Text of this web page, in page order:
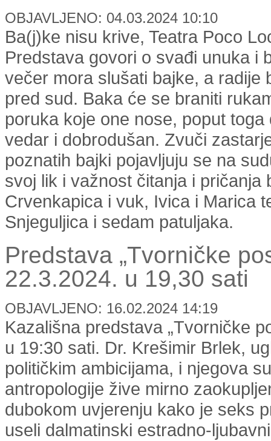
OBJAVLJENO: 04.03.2024 10:10
Ba(j)ke nisu krive, Teatra Poco
Predstava govori o svađi unuka i
večer mora slušati bajke, a radije
pred sud. Baka će se braniti
poruka koje one nose, poput
vedar i dobrodušan. Zvuči
poznatih bajki pojavljuju se na
svoj lik i važnost čitanja i
Crvenkapica i vuk, Ivica i Marica
Snjeguljica i sedam patuljaka.
Predstava „Tvorničke
22.3.2024. u 19,30 sati
OBJAVLJENO: 16.02.2024 14:19
Kazališna predstava „Tvorničke
u 19:30 sati. Dr. Krešimir Brlek,
političkim ambicijama, i njegova
antropologije žive mirno
dubokom uvjerenju kako je seks
useli dalmatinski estradno-